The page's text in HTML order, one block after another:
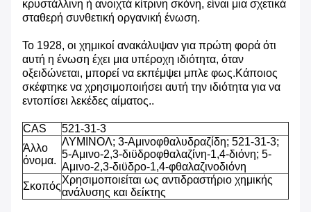
κρυστάλλινη ή ανοιχτά κίτρινη σκόνη, είναι μια σχετικά
σταθερή συνθετική οργανική ένωση.
Το 1928, οι χημικοί ανακάλυψαν για πρώτη φορά ότι
αυτή η ένωση έχει μια υπέροχη ιδιότητα, όταν
οξειδώνεται, μπορεί να εκπέμψει μπλε φως.Κάποιος
σκέφτηκε να χρησιμοποιήσει αυτή την ιδιότητα για να
εντοπίσει λεκέδες αίματος..
CAS
521-31-3
Άλλο
όνομα.
ΛΥΜΙΝΟΛ; 3-Αμινοφθαλυδραζίδη; 521-31-3;
5-Αμινο-2,3-διϋδροφθαλαζίνη-1,4-διόνη; 5-
Αμινο-2,3-διϋδρο-1,4-φθαλαζινοδιόνη
Σκοπός
Χρησιμοποιείται ως αντιδραστήριο χημικής
ανάλυσης και δείκτης